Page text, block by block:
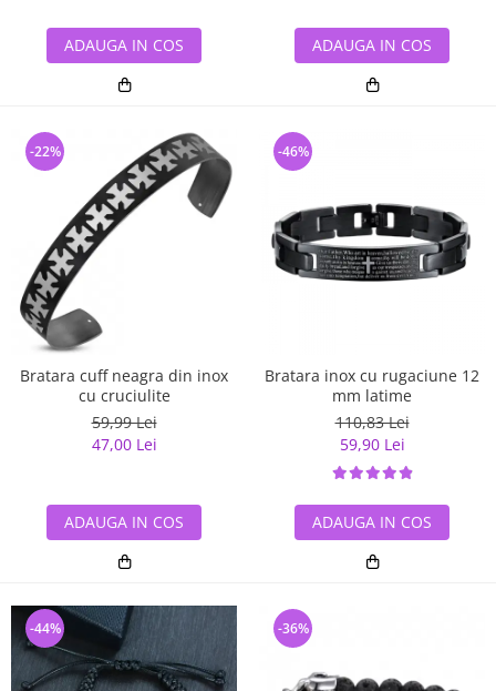
ADAUGA IN COS ADAUGA IN COS
Bratara cuff neagra din inox
cu cruciulite
59,99 Lei
47,00 Lei
-22%
ADAUGA IN COS
Bratara inox cu rugaciune 12
mm latime
110,83 Lei
59,90 Lei
-46%
ADAUGA IN COS
-44% -36%